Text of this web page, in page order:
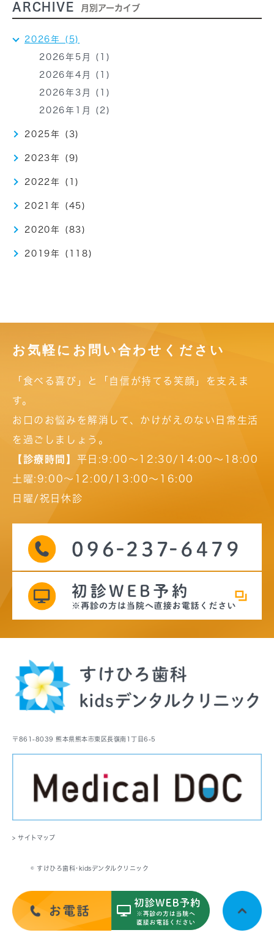
ARCHIVE 月別アーカイブ
2026年 (5)
2026年5月 (1)
2026年4月 (1)
2026年3月 (1)
2026年1月 (2)
2025年 (3)
2023年 (9)
2022年 (1)
2021年 (45)
2020年 (83)
2019年 (118)
お気軽にお問い合わせください
「食べる喜び」と「自信が持てる笑顔」を支えま
す。
お口のお悩みを解消して、かけがえのない日常生活
を過ごしましょう。
【診療時間】 平日:9:00～12:30/14:00～18:00
土曜:9:00～12:00/13:00～16:00
日曜/祝日休診
〒861-8039 熊本県熊本市東区長嶺南1丁目6-5
> サイトマップ
© すけひろ歯科･kidsデンタルクリニック